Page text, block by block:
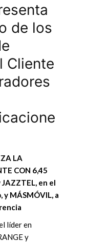
de los
Cliente
LA
CON 6,45
JAZZTEL, en el
y MÁSMÓVIL, a
líder en
y